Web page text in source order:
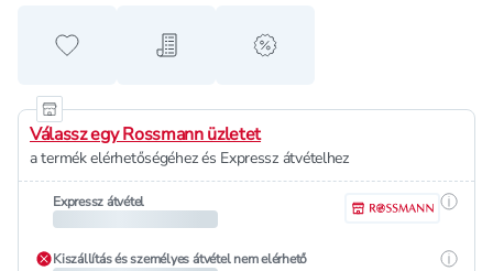
Hozzáadás a kedvencekhez
Hozzáadás a bevásárló listához
alert when on sale
Válassz egy Rossmann üzletet
a termék elérhetőségéhez és Expressz átvételhez
Expressz átvétel
Kiszállítás és személyes átvétel nem elérhető